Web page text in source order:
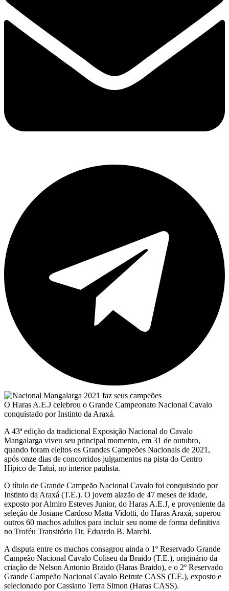
O Haras A.E.J celebrou o Grande Campeonato Nacional Cavalo
conquistado por Instinto da Araxá.
A 43ª edição da tradicional Exposição Nacional do Cavalo
Mangalarga viveu seu principal momento, em 31 de outubro,
quando foram eleitos os Grandes Campeões Nacionais de 2021,
após onze dias de concorridos julgamentos na pista do Centro
Hípico de Tatuí, no interior paulista.
O título de Grande Campeão Nacional Cavalo foi conquistado por
Instinto da Araxá (T.E.). O jovem alazão de 47 meses de idade,
exposto por Almiro Esteves Junior, do Haras A.E.J, e proveniente da
seleção de Josiane Cardoso Matta Vidotti, do Haras Araxá, superou
outros 60 machos adultos para incluir seu nome de forma definitiva
no Troféu Transitório Dr. Eduardo B. Marchi.
A disputa entre os machos consagrou ainda o 1º Reservado Grande
Campeão Nacional Cavalo Coliseu da Braido (T.E.), originário da
criação de Nelson Antonio Braido (Haras Braido), e o 2º Reservado
Grande Campeão Nacional Cavalo Beirute CASS (T.E.), exposto e
selecionado por Cassiano Terra Simon (Haras CASS).